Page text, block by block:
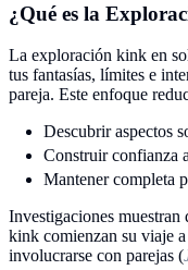
¿Qué es la
La exploración kink en
tus fantasías, límites e
pareja. Este enfoque
Descubrir aspectos
Construir confianza
Mantener completa
Investigaciones muestran
kink comienzan su viaje
involucrarse con parejas (